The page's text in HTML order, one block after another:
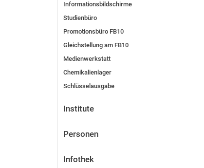
Informationsbildschirme
Studienbüro
Promotionsbüro FB10
Gleichstellung am FB10
Medienwerkstatt
Chemikalienlager
Schlüsselausgabe
Institute
Personen
Infothek